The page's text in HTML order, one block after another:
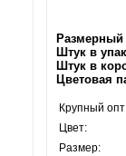
Размерный
Штук в
Штук в
Цветовая
Крупный
Цвет:
Размер: